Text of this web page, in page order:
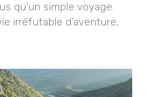
qu’un simple voyage.
irréfutable d’aventure,